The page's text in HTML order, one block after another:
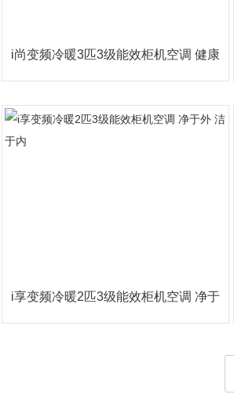
i尚变频冷暖3匹3级能效柜机空调 健康
i享变频冷暖2匹3级能效柜机空调 净于